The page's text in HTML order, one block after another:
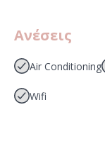
Ανέσεις
Air Conditioning
Wifi